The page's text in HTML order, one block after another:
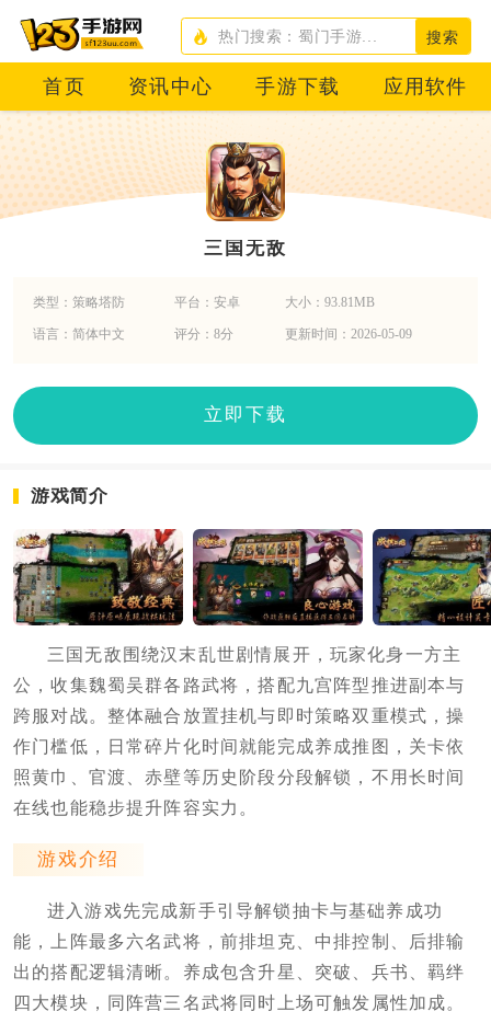
搜索
首页 资讯中心 手游下载 应用软件
三国无敌
类型：策略塔防 平台：安卓 大小：93.81MB
语言：简体中文 评分：8分 更新时间：2026-05-09
立即下载
游戏简介
三国无敌围绕汉末乱世剧情展开，玩家化身一方主
公，收集魏蜀吴群各路武将，搭配九宫阵型推进副本与
跨服对战。整体融合放置挂机与即时策略双重模式，操
作门槛低，日常碎片化时间就能完成养成推图，关卡依
照黄巾、官渡、赤壁等历史阶段分段解锁，不用长时间
在线也能稳步提升阵容实力。
游戏介绍
进入游戏先完成新手引导解锁抽卡与基础养成功
能，上阵最多六名武将，前排坦克、中排控制、后排输
出的搭配逻辑清晰。养成包含升星、突破、兵书、羁绊
四大模块，同阵营三名武将同时上场可触发属性加成。